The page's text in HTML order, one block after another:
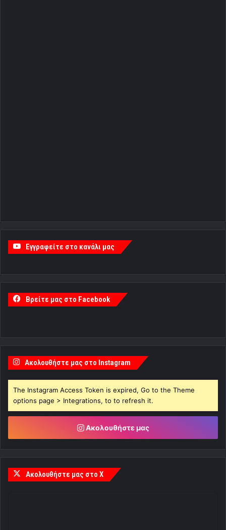
Εγγραφείτε στο κανάλι μας
Βρείτε μας στο Facebook
Ακολουθήστε μας στο Instagram
The Instagram Access Token is expired, Go to the Theme
options page > Integrations, to to refresh it.
Ακολουθήστε μας
Ακολουθήστε μας στο X